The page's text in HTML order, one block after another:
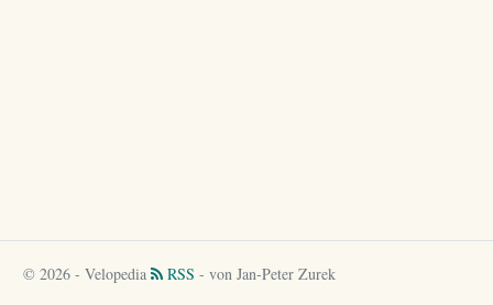
© 2026 - Velopedia RSS - von Jan-Peter Zurek